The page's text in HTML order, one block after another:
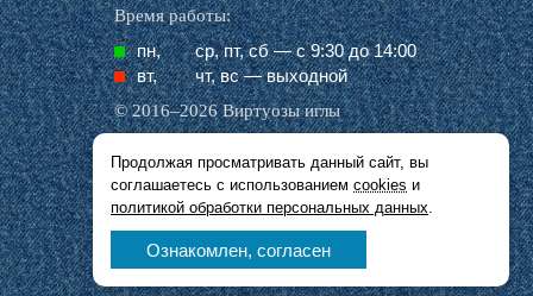
Время работы:
пн,
ср, пт, cб — с 9:30 до 14:00
вт,
чт, вс — выходной
© 2016–2026 Виртуозы иглы
Все названия производителей, символика и
описания, присутствующие в наших картинках
и тексте, используются исключительно в целях
идентификации.
Продолжая просматривать данный сайт, вы
соглашаетесь с использованием cookies и
политикой обработки персональных данных.
Ознакомлен, согласен